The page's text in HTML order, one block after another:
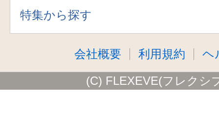
特集から探す
会社概要 利用規約 ヘ
(C) FLEXEVE(フレクシ